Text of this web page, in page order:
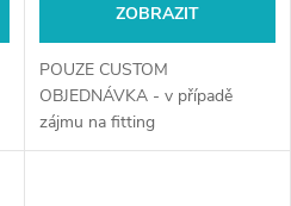
ZOBRAZIT
POUZE CUSTOM
OBJEDNÁVKA - v případě
zájmu na fitting
kontaktujte +420 720 029 634